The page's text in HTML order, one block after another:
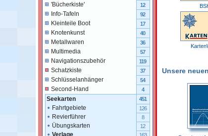
Unsere
'Bücherkiste' 12
Info-Tafeln 92
Kleinteile Boot 17
Knotenkunst 40
Metallwaren 36
Multimedia 57
Navigationszubehör 119
Schatzkiste 37
Schlüsselanhänger 54
Second-Hand 4
Seekarten 451
Fahrtgebiete 126
Revierführer 8
Übungskarten 12
Verlage